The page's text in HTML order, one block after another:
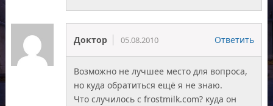
Доктор 05.08.2010 Ответить
Возможно не лучшее место для вопроса,
но куда обратиться ещё я не знаю.
Что случилось с frostmilk.com? куда он